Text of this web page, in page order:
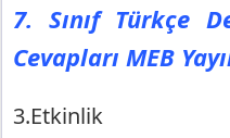
7. Sınıf Türkçe
Cevapları MEB
3.Etkinlik